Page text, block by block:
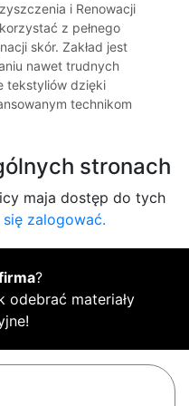
i Renowacji
z pełnego
skór. Zakład jest
nawet trudnych
tekstyliów dzięki
technikom
stronach
maja dostęp do tych
zalogować.
?
odebrać materiały